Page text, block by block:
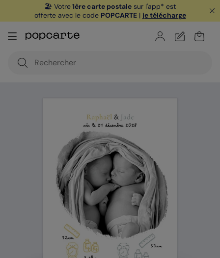
🏖️ Votre1ère carte postale sur l'app* est
offerte avec le code POPCARTE| je télécharge